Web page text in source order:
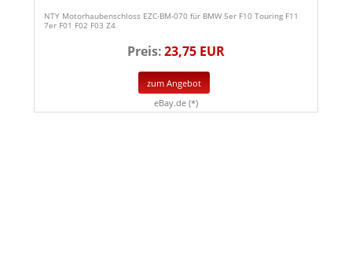
NTY Motorhaubenschloss EZC-BM-070 für BMW 5er F10 Touring F11
7er F01 F02 F03 Z4
Preis:23,75 EUR
zum Angebot
eBay.de (*)